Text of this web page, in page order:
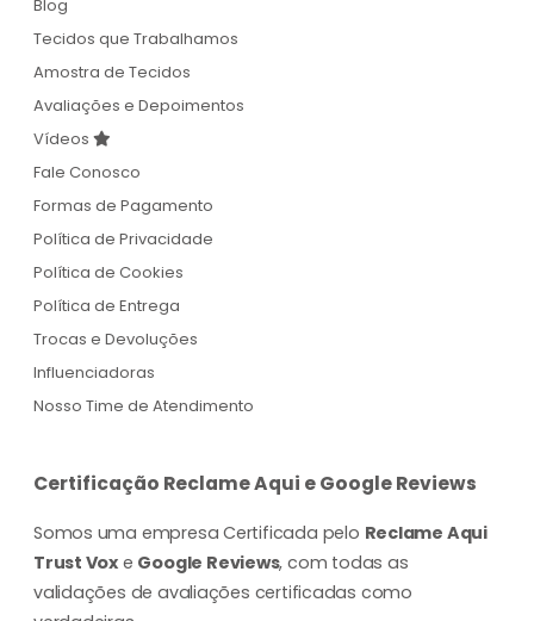
Blog
Tecidos que Trabalhamos
Amostra de Tecidos
Avaliações e Depoimentos
Vídeos
Fale Conosco
Formas de Pagamento
Política de Privacidade
Política de Cookies
Política de Entrega
Trocas e Devoluções
Influenciadoras
Nosso Time de Atendimento
Certificação Reclame Aqui e Google Reviews
Somos uma empresa Certificada pelo Reclame Aqui
Trust Vox e Google Reviews, com todas as
validações de avaliações certificadas como